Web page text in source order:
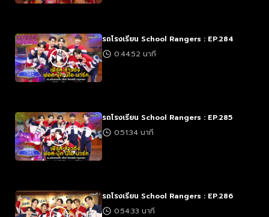
รถโรงเรียน School Rangers : EP.284
0:44:52 นาที
รถโรงเรียน School Rangers : EP.285
0:51:34 นาที
รถโรงเรียน School Rangers : EP.286
0:54:33 นาที